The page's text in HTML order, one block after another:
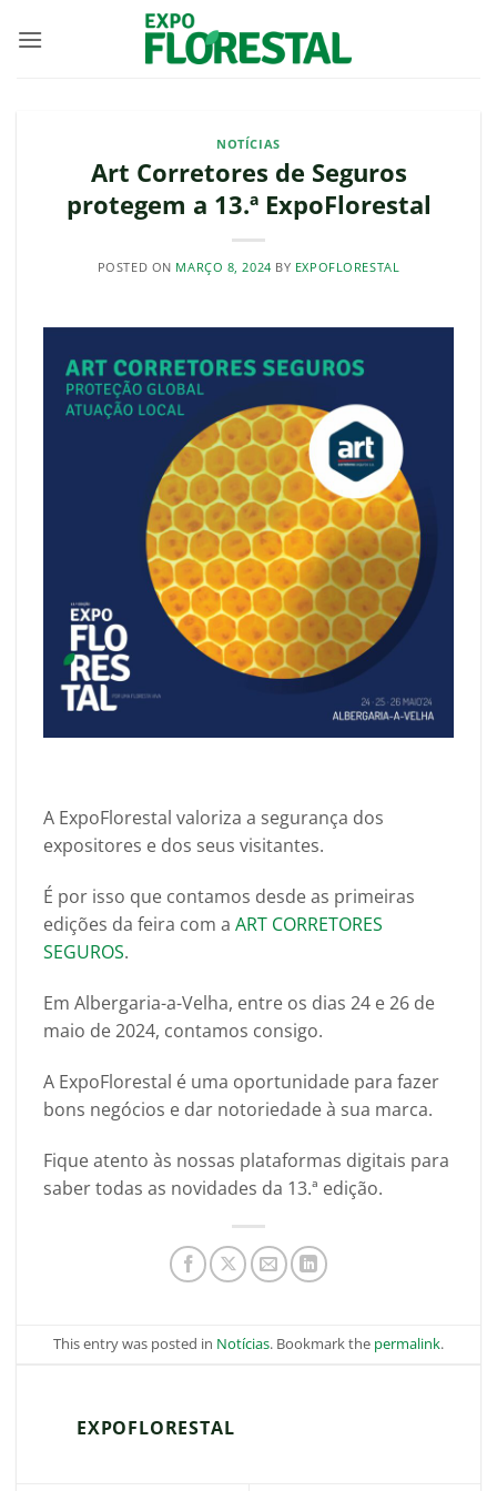
NOTÍCIAS
Art Corretores de Seguros
protegem a 13.ª ExpoFlorestal
POSTED ON MARÇO 8, 2024 BY EXPOFLORESTAL
A ExpoFlorestal valoriza a segurança dos
expositores e dos seus visitantes.
É por isso que contamos desde as primeiras
edições da feira com a ART CORRETORES
SEGUROS.
Em Albergaria-a-Velha, entre os dias 24 e 26 de
maio de 2024, contamos consigo.
A ExpoFlorestal é uma oportunidade para fazer
bons negócios e dar notoriedade à sua marca.
Fique atento às nossas plataformas digitais para
saber todas as novidades da 13.ª edição.
This entry was posted in Notícias. Bookmark the permalink.
EXPOFLORESTAL